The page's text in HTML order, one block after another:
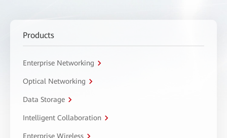
Products
Enterprise Networking
Optical Networking
Data Storage
Intelligent Collaboration
Enterprise Wireless